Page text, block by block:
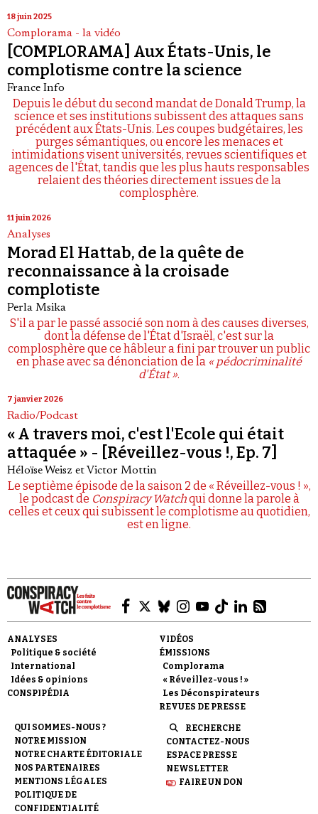
18 juin 2025
Complorama - la vidéo
[COMPLORAMA] Aux États-Unis, le
complotisme contre la science
France Info
Depuis le début du second mandat de Donald Trump, la
science et ses institutions subissent des attaques sans
précédent aux États-Unis. Les coupes budgétaires, les
purges sémantiques, ou encore les menaces et
intimidations visent universités, revues scientifiques et
agences de l'État, tandis que les plus hauts responsables
relaient des théories directement issues de la
complosphère.
11 juin 2026
Analyses
Morad El Hattab, de la quête de
reconnaissance à la croisade
complotiste
Perla Msika
S'il a par le passé associé son nom à des causes diverses,
dont la défense de l'État d'Israël, c'est sur la
complosphère que ce hâbleur a fini par trouver un public
en phase avec sa dénonciation de la « pédocriminalité
d'État ».
7 janvier 2026
Radio/Podcast
« A travers moi, c'est l'Ecole qui était
attaquée » - [Réveillez-vous !, Ep. 7]
Héloïse Weisz et Victor Mottin
Le septième épisode de la saison 2 de « Réveillez-vous ! »,
le podcast de Conspiracy Watchqui donne la parole à
celles et ceux qui subissent le complotisme au quotidien,
est en ligne.
ANALYSES
Politique & société
International
Idées & opinions
CONSPIPÉDIA
VIDÉOS
ÉMISSIONS
Complorama
« Réveillez-vous ! »
Les Déconspirateurs
REVUES DE PRESSE
QUI SOMMES-NOUS ?
NOTRE MISSION
NOTRE CHARTE ÉDITORIALE
NOS PARTENAIRES
MENTIONS LÉGALES
POLITIQUE DE
CONFIDENTIALITÉ
RECHERCHE
CONTACTEZ-NOUS
ESPACE PRESSE
NEWSLETTER
FAIRE UN DON